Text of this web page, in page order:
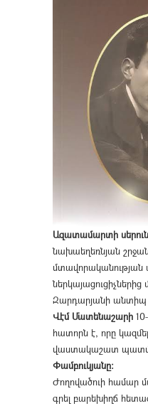
Ազատամարտի
նախաեղեռնյան
ներկայացուցիչներից
Զարդարյանի անտիպ
Վէմ Մատենաշարի
հատորն է, որը
վաստակաշատ
Փամբուկյանը։
Ժողովածուի համար
գրել բարեխիղճ